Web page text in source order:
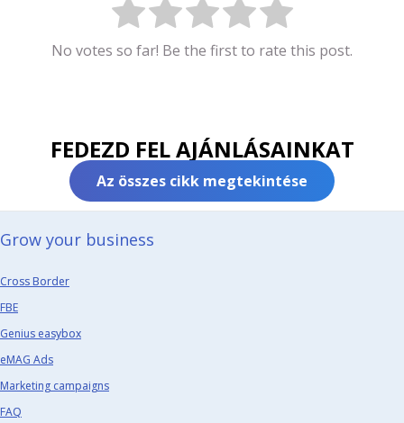
No votes so far! Be the first to rate this post.
FEDEZD FEL AJÁNLÁSAINKAT
Az összes cikk megtekintése
Grow your business​
Cross Border
FBE
Genius easybox
eMAG Ads
Marketing campaigns
FAQ